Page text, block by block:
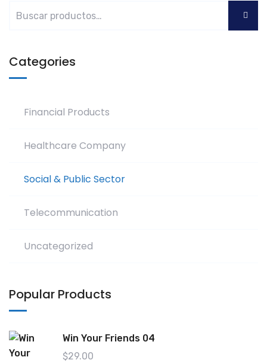
Categories
Financial Products
Healthcare Company
Social & Public Sector
Telecommunication
Uncategorized
Popular Products
Win Your Friends 04
$29.00